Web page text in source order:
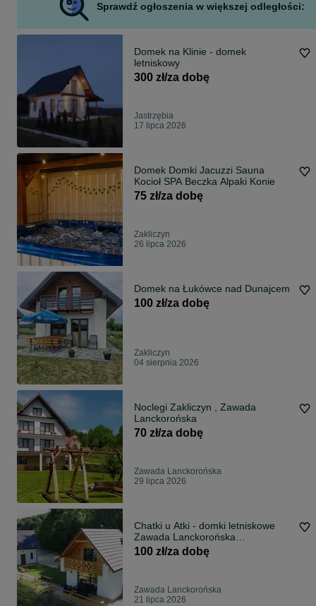
Sprawdź ogłoszenia w większej odległości:
Domek na Klinie - domek
letniskowy
300 zł/za dobę
Jastrzębia
17 lipca 2026
Domek Domki Jacuzzi Sauna
Kocioł SPA Beczka Alpaki Konie
75 zł/za dobę
Zakliczyn
26 lipca 2026
Domek na Łukówce nad Dunajcem
100 zł/za dobę
Zakliczyn
04 sierpnia 2026
Noclegi Zakliczyn , Zawada
Lanckorońska
70 zł/za dobę
Zawada Lanckorońska
29 lipca 2026
Chatki u Atki - domki letniskowe
Zawada Lanckorońska
(apartamenty)
100 zł/za dobę
Zawada Lanckorońska
21 lipca 2026